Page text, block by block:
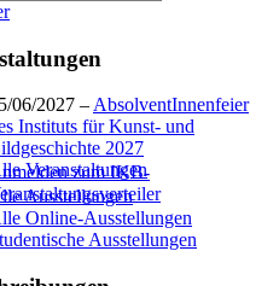
06/2027 –AbsolventInnenfeier
Instituts für Kunst- und
2027
Veranstaltungen
zum IKB-
Ausstellungen
Online-Ausstellungen
Ausstellungen